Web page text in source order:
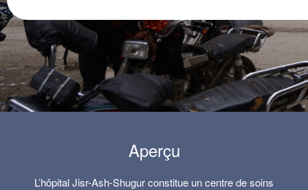
Aperçu
L’hôpital Jisr-Ash-Shugur constitue un centre de soins